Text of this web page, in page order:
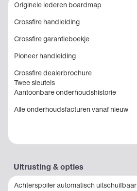
Originele lederen boardmap
Crossfire handleiding
Crossfire garantieboekje
Pioneer handleiding
Crossfire dealerbrochure
Twee sleutels
Aantoonbare onderhoudshistorie
Alle onderhoudsfacturen vanaf nieuw
Uitrusting & opties
Achterspoiler automatisch uitschuifbaar